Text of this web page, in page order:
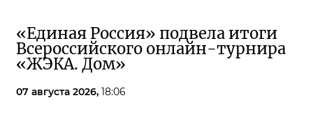
«Единая Россия» подвела итоги
Всероссийского онлайн-турнира
«ЖЭКА. Дом»
07 августа 2026, 18:06